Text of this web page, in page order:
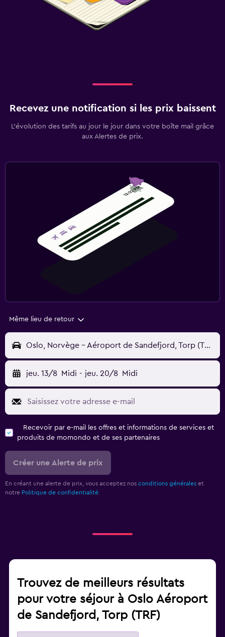
Recevez une notification si les prix baissent
L’évolution des tarifs au jour le jour dans votre boîte mail grâce
aux Alertes de prix.
Même lieu de retour
Oslo, Norvège - Aéroport de Sandefjord, Torp (TRF)
jeu. 13/8 Midi - jeu. 20/8 Midi
Recevoir par e-mail les offres et informations de services et
produits de momondo et de ses partenaires
Créer une Alerte de prix
En créant une alerte de prix, vous acceptez nos conditions générales et
notre Politique de confidentialité.
Trouvez de meilleurs résultats
pour votre séjour à Oslo Aéroport
de Sandefjord, Torp (TRF)